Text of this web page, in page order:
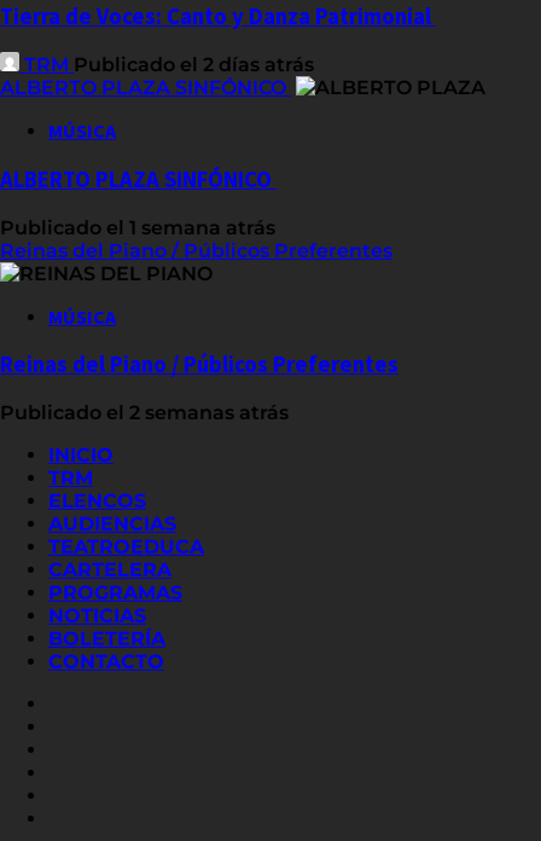
Tierra de Voces: Canto y Danza Patrimonial
TRM Publicado el 2 días atrás
ALBERTO PLAZA SINFÓNICO
MÚSICA
ALBERTO PLAZA SINFÓNICO
Publicado el 1 semana atrás
Reinas del Piano / Públicos Preferentes
MÚSICA
Reinas del Piano / Públicos Preferentes
Publicado el 2 semanas atrás
INICIO
TRM
ELENCOS
AUDIENCIAS
TEATROEDUCA
CARTELERA
PROGRAMAS
NOTICIAS
BOLETERÍA
CONTACTO